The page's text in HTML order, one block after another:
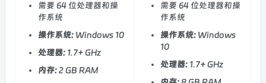
需要 64 位处理器和操
作系统
操作系统: Windows 10
处理器: 1.7+ GHz
内存:2 GB RAM
需要 64 位处理器和操
作系统
操作系统: Windows
10
处理器: 1.7+ GHz